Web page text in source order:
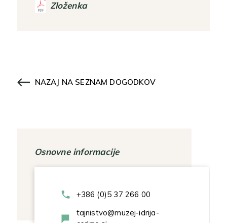
Zloženka
NAZAJ NA SEZNAM DOGODKOV
Osnovne informacije
+386 (0)5 37 266 00
tajnistvo@muzej-idrija-